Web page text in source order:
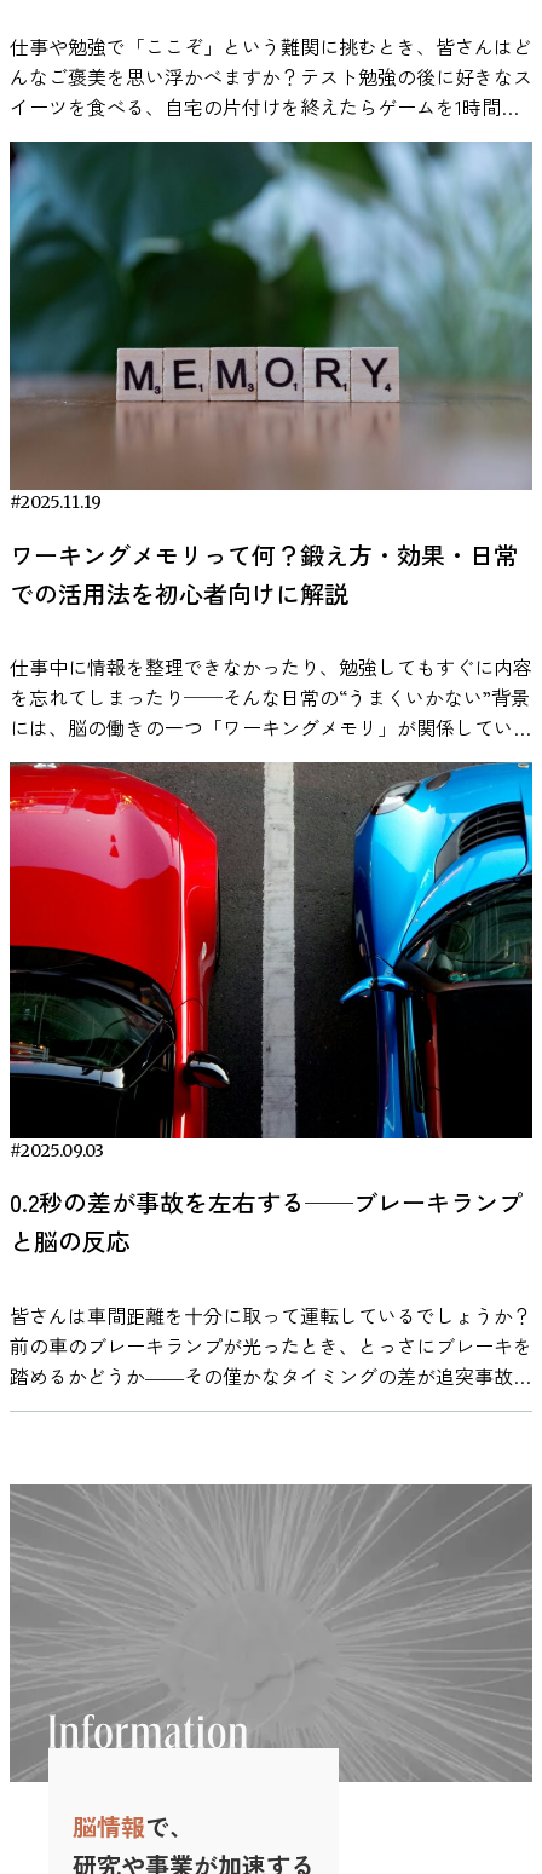
す。ADHDの研究では、注意の維持や動機づけに関わる神経
回路の特性が長年検討されてきました。 とくに注目されて
いるのが、報酬系と呼ばれる神経回路と、その中で重要な役
割を果たすドーパミンです。音楽がこの系に影響を与える可
能性があることも、別の分野の研究で示されています。 こ
こでは、ADHDと音刺激の関係を、脳の仕組みから整理しま
す。 ADHDについては以下の記事でも紹介しています。 ・
ADHDの子どもに効く？シリアスゲームによるデジタル治療
（DTx）の最新研究 ・発達障害の人口は急増した？ADHDと
いう言葉が拡まった理由 ・遅刻してしまう人と5分前行動を
する人の脳の違いとは？ ドーパミンと報酬系のはたらき
ADHDの研究では、「ドーパミン」という神経伝達物質がよ
く取り上げられます。ドーパミンは、やる気や報酬の予測、
注意の切り替えに関わる物質です。 ADHDの特性がある人で
る可能性が、脳画像研究などで報告されています。たとえ
ば、Volkowら（2009）は、ADHDの成人において、報酬や動
機づけに関わる脳領域のドーパミン活性に差がみられること
を示しました。この結果は、ADHDの人が単調な課題に取り
ことがあります。 一方で、音楽を聴いたときに報酬系が活
性化することも別の研究で確認されています。Salimpoorら
（2011）は、好みの音楽を聴取しているときに、報酬に関わ
これらの研究は直接「ADHDに音楽が効く」と示しているわ
けではありません。しかし、ADHDで報酬系の働きに特性が
ある可能性があり、音楽がその報酬系を刺激するという事実
は確認されています。この2つの知見から、音楽が注意や動
機づけに影響する可能性が理論的に考えられている、という
位置づけになります。 適度な刺激が集中を安定させる理由
集中力は「静けさ」そのものによって生まれるわけではあり
ません。心理学では、覚醒水準が低すぎても高すぎてもパフ
ォーマンスが低下することが知られています。これはヤーキ
ーズ・ドッドソンの法則として広く知られています。 ADHD
に関する研究では、単調な状況で覚醒水準が十分に保たれに
くい可能性が指摘されています。もし覚醒が低い状態にある
場合、一定の外部刺激が加わることで、最適に近い水準に近
続的な刺激を与えます。その刺激が覚醒水準を安定させる方
向に働く場合、結果として作業パフォーマンスが改善するこ
ます。 ADHDの集中を助けやすい音の特徴 音が集中に影響
する可能性があるとしても、すべての音が同じように作用す
るわけではありません。研究では、音の「種類」によって課
題成績への影響が異なることが示されています。ここでは、
詞付き音楽は集中を妨げるのか 音楽の中でも、とくに違い
が出やすいのが歌詞の有無です。 Salamé &
Baddeley（1989）は、短期記憶課題を用いた実験で、歌詞の
ある音楽が成績に干渉することを報告しました。参加者は無
音条件よりも、歌詞付き音楽条件で記憶成績が低下しまし
た。 この影響は、歌詞が言語情報として処理されるため、
同時に行う言語課題と干渉するためだと考えられています。
つまり、文章を読む、単語を覚えるといった作業では、歌詞
が注意資源を奪う可能性があります。 一方で、歌詞のない
音楽では同程度の干渉が見られない場合も報告されていま
す。言語処理を含む作業では、インストゥルメンタルのほう
が影響が少ないと考えられています。 音の規則性は作業成
績に影響するのか 音の影響は、単に「音量」や「歌詞の有
上述のうち前者4つは顕在的ナルシシズム（grandiose
narcissism）とも総称され、自己評価が過剰に高い点では共
通しています。しかし、その中でも「エージェンティック
vs コミュナル」「称賛追求 vs 競争志向」といったサブタイ
プに分かれ、それぞれ性格的な特徴が異なります。 一方、
脆弱型ナルシシズムは表面的な自信のなさや不安感を特徴と
し、顕在型とは様相が異なります。このようにナルシシズム
には多面的な顔があるため、研究チームは「その多面性が脳
活動に現れるのではないか」と考えました。 脳波から見え
る、あなたのパーソナリティ では実際にどのように「脳波
で性格を読む」のか、その方法を見てみましょう。研究では
健康な若年成人162名を対象に、まず上述の5タイプそれぞれ
について自己報告式の質問尺度を実施しました。次に被験者
には安静状態で脳波（EEG）の計測を行います。 安静時の
けた状態と閉じた状態の両方）で数分間記録されました。ポ
よう」とか「考え事をしよう」と努めているわけではないと
いうことです。いわば“何気ない脳のクセ”が記録されたと言
4Hz）、θ波（4～8Hz）、α波（8～12Hz）、β波（12～
30Hz）、γ波（30～40Hz）といった周波数帯があります。各
被験者について、各周波数帯で脳波の強さ（パワー）が計算
され、それとナルシシズム傾向との関係が分析されたので
す。脳波の種類についての詳細は以下の記事でも紹介してい
ます。 https://mag.viestyle.co.jp/eeg-business/ 鍵となる分
析には機械学習（マシンラーニング）の手法が使われまし
た。研究者らは脳波のパターン（32か所の電極で計測された
周波数ごとのパワー分布）から、先述のナルシシズム各尺度
の得点を予測（デコード）できるかを試みたのです。 具体
的にはサポートベクター回帰というアルゴリズムを用い、脳
波データから各人格特性スコアを当ててもらいます。もちろ
ん単に「勘で当てる」のではなく、まず多くの被験者データ
でモデルを訓練し、それがどの程度正確に他の被験者のスコ
アを当てられるか検証しました。 予測精度が高ければ「脳
波にその人格特性の手がかりが含まれていた」と解釈できま
す。精度評価は偶然の当たりを上回るかどうか統計的にチェ
ックされ、予測が偶然によるものではなく、実際に脳波と性
格傾向の間に関連があると判断できる場合のみ、有意とされ
ました。 タイプ別ナルシシズム、脳波が示す“違い” 結果は
パターンから5つのナルシシズム傾向をそれぞれ有意に予測
できました。 さらに興味深いのは、タイプごとにその脳波
特徴が異なっていた点です。たとえば、エージェンティック
型とコミュナル型では、それぞれ関連する脳波の周波数やパ
だ」と信じるナルシシストの脳波パターンは明確に異なり、
混同されなかったということです。これはナルシシズム研究
におけるエージェンシー対コミュニオン（自己志向か他者志
向か）の理論モデルとも合致します。 同様に、賞賛追求型
と競争型でも脳波パターンはほぼ重ならず別物でした。他人
から賞賛を集める戦略のナルシシストと、他者を出し抜く戦
略のナルシシストでは、脳の休息時活動に違いが現れるとい
うのです。これも理論上提唱されていた「賞賛と敵対」とい
う二分モデルを支持する結果と言えます。 一方、脆弱型ナ
ルシシズムは他のタイプと様相が異なりました。脆弱型が高
から高周波帯（ベータ・ガンマなどの速い波）まで幅広い帯
域で脳波パワーが低い傾向が見られたのです。平たく言え
（neutral→happy/angryの動的モーフィング映像）。被験者
は画面に集中しつつ、頭皮上に装着した電極で脳波を記録さ
れました。映像を見ている間の脳波データから、表情が現れ
たときに脳波の強度がどのように変化したかを分析します。
具体的には、静止顔の間と表情変化の間での脳波パワー比
（対数変換）をとり、表情によって脳波パワーがどれだけ低
下したか（事象関連脱同期: ERD）を指標としました。脳が
ある周波数帯で活発に活動するとその周波数の脳波パワーが
下がるため、ERDが大きいほどその周波数帯が強く反応した
ことを意味します。本研究では特にμ（ミュー）波とα（ア
ルファ）波という2種類の脳波に注目し、それぞれのERDの
大きさを比較しました。 ミュー波が映す共感バイアス まず
μ波とは、脳が「誰かの動きや感情を理解しようとすると
き」に変化する脳波です。自分が手を動かすときだけでな
く、他人が何かをしているのを見ているだけでも反応するこ
とから、しばしば「他人を自分のことのように理解する仕組
み」と関係していると考えられています。 実際、誰かが物
をつかむ様子や、表情を変える場面を見ると、μ波の強さは
弱まります。この変化は μ波ERD と呼ばれ、「脳がその人の
行動や感情を積極的に処理しているサイン」と捉えられてい
み取ろうとしている”と考えられます。 そこで研究チーム
は、「自分が支持している政党の政治家の方が、感情的にも
近い存在なのだから、その表情にはより共感的な脳反応が出
るだろう」と仮説を立てました。 ところが、実際のデータ
はこの予想を裏切るものでした。参加者の脳は、支持してい
ない政党の政治家の表情を見たときのほうが、μ波がより大
きく低下していたのです（図１）。 特にその差が大きかっ
たのは、怒った表情を見せた場面でした。支持しない政治家
が怒っているとき、参加者の脳は、支持する政治家の場合よ
りも強く反応していたのです。 これは、「身内により共感
している」というよりも、むしろ“自分と対立する相手の感
情だからこそ、脳が強く反応している”と解釈できます。 言
い換えるなら、私たちの脳は、安心できる身内の感情より
も、予測しにくく、注意を向ける必要のある相手の感情に対
して、より多くの処理資源を割いている可能性がある、とい
うことです。 図１: 支持する/しない政治家に対するμ波・α
波応答の違い では、なぜ自分と立場の異なる政治家の感情
者たちは、その理由として「理解の難しさ」を挙げていま
す。自分と考え方や立場が似ている相手の感情は、ある程度
「なぜそう感じているのか」「次に何をしそうなのか」が分
かりにくい存在です。 そのため脳は、そうした相手の感情
を読み取ろうとするとき、より多くのエネルギーを使って情
報処理をしている可能性があります。言い換えれば、似てい
ない他者を理解するには、脳が余計に働く必要があるという
ものを表しているわけではない、という点です。近年の研究
では、ミラーネットワークは単に相手に共感するための仕組
みというより、相手の行動や感情を把握し、どう対応すべき
かを判断するための仕組みだと考えられています。 今回の
結果も、「相手に優しく寄り添っている」というより、『こ
の相手はどう動くのか？』『何を考えているのか？』と脳が
注意深く状況を読み取っている状態を反映しているのかもし
れません。 つまり、脳が強く反応したからといって、それ
は必ずしも好意や共感を意味するわけではなく、警戒や理解
のための“フル稼働”である可能性がある、ということです。
アルファ波が示す注目の偏り 一方、α（アルファ）波は、
「どこに注意を向けているか」を映し出す脳波として知られ
ています。人がリラックスしているときには強く現れます
仕事や勉強で「ここぞ」という難関に挑むとき、皆さんはど
んなご褒美を思い浮かべますか？テスト勉強の後に好きなス
イーツを食べる、自宅の片付けを終えたらゲームを1時間だ
けプレイする――子どもの頃も大人になった今も、「これが
終わったら○○しよう」と自分にご褒美を用意して頑張った
経験がある人は多いはずです。 では、そのご褒美の「中
身」を自分で選べるとしたら、パフォーマンスはどう変わる
のでしょうか。「与えられた賞品」より「自分で選んだ賞
品」の方が人は頑張れるのか――そんな素朴な疑問に挑んだ
興味深い実験研究が報告されました。 こうした問いに正面
から取り組んだのが、2025年に発表された論文 「Reward
Choices: Experimental Evidence on Cognitive Task
Performance」 です。この研究は、「ご褒美を選べること」
が認知課題のパフォーマンスを本当に高めるのかを実験的に
「報酬」と「選択」の関係 人のやる気（モチベーション）
マです。課題を達成した報酬としてお金や賞品を与えるとい
った外発的動機付けは、適切に設計すればパフォーマンス向
来の楽しさ（内発的動機）が損なわれ、やる気を削いでしま
う「アンダーマイニング効果（過正当化効果）」も知られて
います。つまり「報酬」は諸刃の剣であり、その種類や与え
方次第で良くも悪くも作用しうるのです。 では「選択の自
由」はモチベーションにどう影響するのでしょうか？自己決
定理論によると、人は誰かに決められたからではなく、「自
分で選んだ」と感じられるほど、前向きに行動しやすくなる
と考えられています。 実際、教育や作業の場面で「選択
肢」を与えることで学習者や作業者の興味や努力が増すこと
が数多く報告されています。たとえば、選択肢を与えられる
と内発的モチベーションや課題への取り組み努力、自己効力
感、そして遂行成績までも向上することが示されています。
興味深いことに、この「選択効果」は選ぶ内容が一見些細な
場合であっても確認されており、人は自分で選べるだけで満
足感を得て意欲を高める傾向があるようです。こうした背景
から、「報酬」を与える際にも受け手に選ばせてみたら効果
が変わるのでは？という発想に着目したのが今回の研究で
す。 研究の内容：「選べる報酬」はパフォーマンスに影響
するのか 今回紹介する研究では、「報酬を自分で選べるこ
と」が認知課題のパフォーマンスに与える効果を実験的に検
証しました。オランダやベルギーの研究者らは実験室実験を
す。その際、二つの条件を操作しました。 一つは報酬選択
の有無です。全参加者に課題の成功報酬として有形のご褒美
（具体的な景品）を用意しましたが、グループによって「複
数の選択肢から好きな報酬を選べる」場合と「報酬があらか
い「簡単な課題」と、頭を使う複雑な「難しい課題」があ
り、参加者はどちらか一方の条件でテストされました。要す
るに実験は、報酬選択の有無 × 課題の難易度（簡単・難し
い）という2×2の条件設定になっています。 この実験で
は、「課題難易度が高いほど、報酬選択の有無がパフォーマ
ンスに及ぼす影響が大きくなる」という仮説が立てられまし
た。難易度が高く認知的努力を要するタスクでは、ご褒美の
魅力がより重要になり、好きな報酬を選べることで一層頑張
れるのではないか。一方、簡単なタスクでは元々それほど努
力を要さないため、報酬の選択がパフォーマンスに与える影
果：難しい課題でこそ発揮された「選べる報酬」の効果 そ
して結果は、研究者たちの仮説を見事に裏付けるものでし
#2025.11.19
ワーキングメモリって何？鍛え方・効果・日常
での活用法を初心者向けに解説
仕事中に情報を整理できなかったり、勉強してもすぐに内容
を忘れてしまったり──そんな日常の“うまくいかない”背景
には、脳の働きの一つ「ワーキングメモリ」が関係している
かもしれません。ワーキングメモリは、情報を一時的に記憶
しながら処理する力で、集中力や判断力、学習効率に大きな
影響を与えます。 この記事では、ワーキングメモリの基本
から、科学的に効果があるトレーニング法、日常で活かすた
めの工夫、そして脳の状態を「見える化」する最新の方法ま
でをわかりやすく解説します。 ワーキングメモリとは？脳
の作業台を鍛えて思考力アップ ワーキングメモリ（作業記
憶）とは、頭の中で「覚える」と「考える」を同時に行う能
力のことです。たとえば、人の話を聞きながら要点を整理し
てメモを取ったり、英語のリスニング中に内容を保持しつ
つ、質問に答える準備をしたりする時に使われています。
このように、情報を一時的に覚えておきながら、必要な処理
を行う働きがワーキングメモリの本質です。この能力は知能
や学力、集中力とも深く関係しており、脳の「作業台」や
ーキングメモリの基本的な仕組みや、短期記憶との違い、そ
して生活における重要性についてわかりやすく解説します。
リには、聞いたことや見たことをしばらく頭の中にとどめて
おく力があります。たとえば、文章を読んでいるとき、前の
文をすぐに忘れてしまっては内容がつながりません。ワーキ
ングメモリがあるからこそ、少し前に読んだ内容を覚えてお
中で順序を入れ替えたり、計算したりといった操作や処理を
同時に行うことも、ワーキングメモリの重要な機能です。暗
算や、複数の予定を整理して段取りを組むといった日常の行
動にも関わっています。 また、ワーキングメモリの働き
は、実行機能という「脳の司令塔機能」と深く連携してお
り、「集中したいことに意識を向ける力（注意制御）」もそ
の一つです。たとえば、勉強しているときに外から車の音が
聞こえても、それを気にせずに目の前の問題に集中できるの
は、実行機能に含まれる必要な情報に意識を向ける力や、関
係ない情報を無視する力が働いているからです。 このよう
に、ワーキングメモリは「覚える力」だけでなく、「考える
力」や「集中する力」にも関わっていて、こうした複数の働
きが組み合わさることで、私たちは複雑な作業や会話、判断
#2025.09.03
0.2秒の差が事故を左右する──ブレーキランプ
と脳の反応
皆さんは車間距離を十分に取って運転しているでしょうか？
前の車のブレーキランプが光ったとき、とっさにブレーキを
踏めるかどうか――その僅かなタイミングの差が追突事故を
招くことがあります。 実は0.2秒程度の反応時間の違いが、
ランプを目にしたとき、私たちの脳はどんな反応を示し、ど
うすればより素早くブレーキを踏めるのでしょうか？ 最新
の研究では、その問いに脳波（EEG）で迫りました。ブレー
キランプを見たとき脳内で何が起こっているのかを直接測定
することで、より安全なブレーキランプ設計につなげようと
いう試みです。「脳科学×交通安全」というユニークなアプ
ローチから、思わず「なるほど！」となる新事実が明らかに
なりました。 ブレーキランプを脳はいつ認識するのか？ 自
動車の追突事故原因の多くは、前車の減速に気付くのが遅れ
ることにあります。従来、こうしたブレーキ反応時間 (Brake
イバーがブレーキペダルを踏むまでの時間として測られてき
ました。 しかし、人間の反応速度には、多くの要因が影響
脳情報で、
研究や事業が加速する